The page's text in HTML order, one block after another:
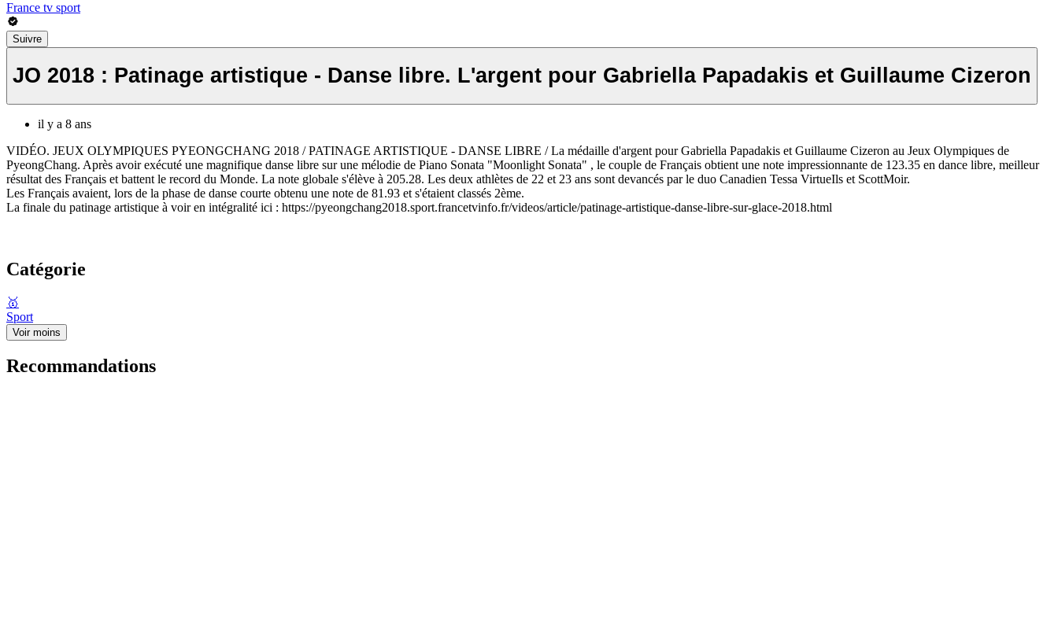
France tv sport
Suivre
JO 2018 : Patinage artistique - Danse libre. L'argent pour Gabriella Papadakis et Guillaume Cizeron
il y a 8 ans
VIDÉO. JEUX OLYMPIQUES PYEONGCHANG 2018 / PATINAGE ARTISTIQUE - DANSE LIBRE / La médaille d'argent pour Gabriella Papadakis et Guillaume Cizeron au Jeux Olympiques de
PyeongChang. Après avoir exécuté une magnifique danse libre sur une mélodie de Piano Sonata "Moonlight Sonata" , le couple de Français obtient une note impressionnante de 123.35 en dance libre, meilleur
résultat des Français et battent le record du Monde. La note globale s'élève à 205.28. Les deux athlètes de 22 et 23 ans sont devancés par le duo Canadien Tessa VirtueIls et ScottMoir.
Les Français avaient, lors de la phase de danse courte obtenu une note de 81.93 et s'étaient classés 2ème.
La finale du patinage artistique à voir en intégralité ici : https://pyeongchang2018.sport.francetvinfo.fr/videos/article/patinage-artistique-danse-libre-sur-glace-2018.html
Catégorie
🥇
Sport
Voir moins
Recommandations